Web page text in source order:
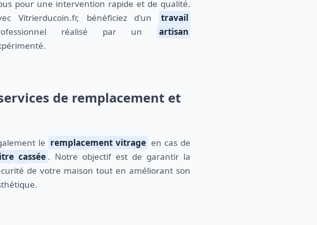
pour une intervention rapide et de qualité.
Vitrierducoin.fr, bénéficiez d'un
travail
réalisé par un
artisan
de remplacement et
le remplacement vitrage en cas de
cassée . Notre objectif est de garantir la
de votre maison tout en améliorant son